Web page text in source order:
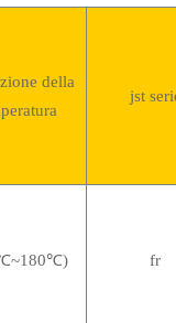
della
jst
fr